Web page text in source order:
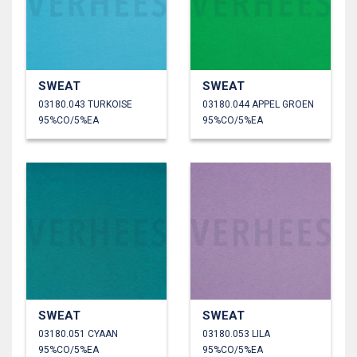
SWEAT
03180.043 TURKOISE
95%CO/5%EA
SWEAT
03180.044 APPEL GROEN
95%CO/5%EA
SWEAT
03180.051 CYAAN
95%CO/5%EA
SWEAT
03180.053 LILA
95%CO/5%EA